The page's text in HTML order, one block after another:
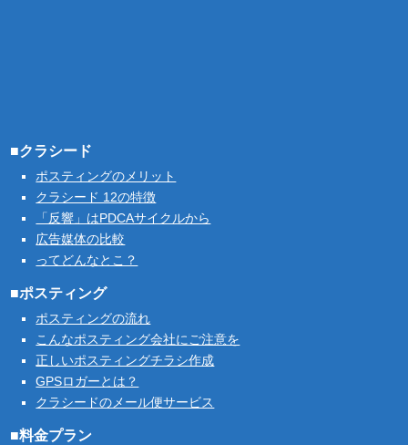
■クラシード
ポスティングのメリット
クラシード 12の特徴
「反響」はPDCAサイクルから
広告媒体の比較
ってどんなとこ？
■ポスティング
ポスティングの流れ
こんなポスティング会社にご注意を
正しいポスティングチラシ作成
GPSロガーとは？
クラシードのメール便サービス
■料金プラン